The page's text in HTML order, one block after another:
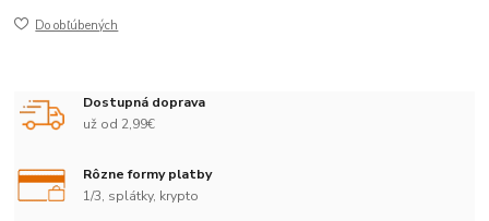
Do obľúbených
Dostupná doprava
už od 2,99€
Rôzne formy platby
1/3, splátky, krypto